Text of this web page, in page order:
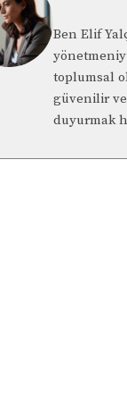
Ben Elif
toplumsal
güvenilir ve
duyurmak